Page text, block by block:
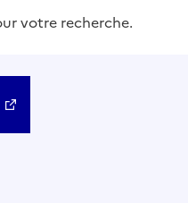
votre recherche.